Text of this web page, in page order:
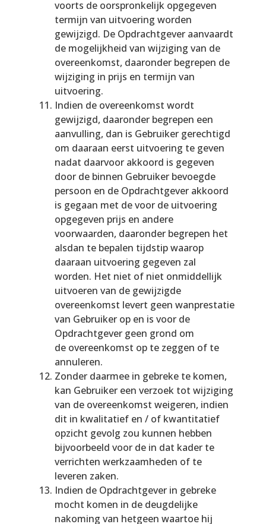
voorts de oorspronkelijk opgegeven
termijn van uitvoering worden
gewijzigd. De Opdrachtgever aanvaardt
de mogelijkheid van wijziging van de
overeenkomst, daaronder begrepen de
wijziging in prijs en termijn van
uitvoering.
Indien de overeenkomst wordt
gewijzigd, daaronder begrepen een
aanvulling, dan is Gebruiker gerechtigd
om daaraan eerst uitvoering te geven
nadat daarvoor akkoord is gegeven
door de binnen Gebruiker bevoegde
persoon en de Opdrachtgever akkoord
is gegaan met de voor de uitvoering
opgegeven prijs en andere
voorwaarden, daaronder begrepen het
alsdan te bepalen tijdstip waarop
daaraan uitvoering gegeven zal
worden. Het niet of niet onmiddellijk
uitvoeren van de gewijzigde
overeenkomst levert geen wanprestatie
van Gebruiker op en is voor de
Opdrachtgever geen grond om
de overeenkomst op te zeggen of te
annuleren.
Zonder daarmee in gebreke te komen,
kan Gebruiker een verzoek tot wijziging
van de overeenkomst weigeren, indien
dit in kwalitatief en / of kwantitatief
opzicht gevolg zou kunnen hebben
bijvoorbeeld voor de in dat kader te
verrichten werkzaamheden of te
leveren zaken.
Indien de Opdrachtgever in gebreke
mocht komen in de deugdelijke
nakoming van hetgeen waartoe hij